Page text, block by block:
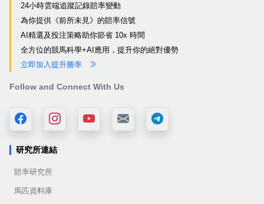
24小時雲端追蹤記錄賠率變動
為你提供《前所未見》的賠率信號
AI精選及投注策略助你節省 10x 時間
全方位的競馬科學+AI應用，提升你的絕對優勢
立即加入提升勝率
Follow and Connect With Us
研究所連結
賠率研究所
馬匹資料庫